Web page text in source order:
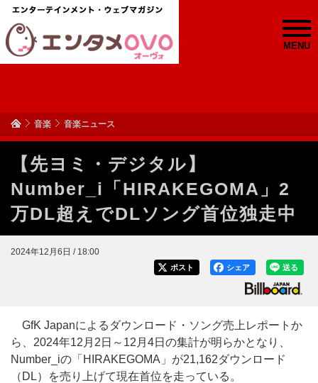
MENU
音楽 音楽ニュース
【先ヨミ・デジタル】
Number_i「HIRAKEGOMA」2
万DL超えでDLソング首位独走中
2024年12月6日 / 18:00
送る
シェア
ポスト
GfK Japanによるダウンロード・ソング売上レポートか
ら、2024年12月2日～12月4日の集計が明らかとなり、
Number_iの「HIRAKEGOMA」が21,162ダウンロード
（DL）を売り上げて現在首位を走っている。